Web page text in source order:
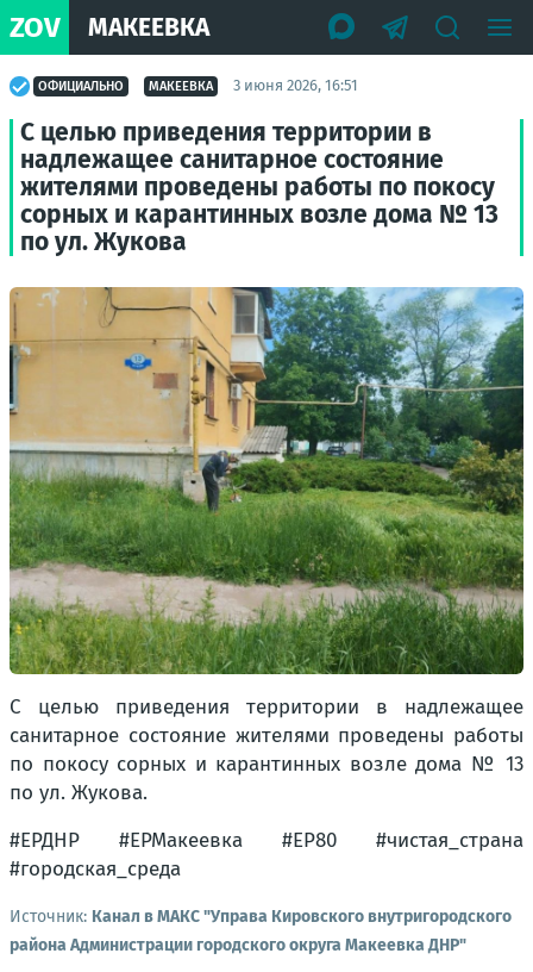
ZOV МАКЕЕВКА
ОФИЦИАЛЬНО МАКЕЕВКА 3 июня 2026, 16:51
С целью приведения территории в
надлежащее санитарное состояние
жителями проведены работы по покосу
сорных и карантинных возле дома № 13
по ул. Жукова
С целью приведения территории в надлежащее
санитарное состояние жителями проведены работы
по покосу сорных и карантинных возле дома № 13
по ул. Жукова.
#ЕРДНР #ЕРМакеевка #ЕР80 #чистая_страна
#городская_среда
Источник: Канал в МАКС "Управа Кировского внутригородского
района Администрации городского округа Макеевка ДНР"